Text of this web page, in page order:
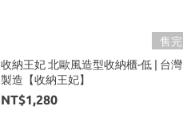
售完
收納王妃 北歐風造型收納櫃-低 | 台灣
製造【收納王妃】
NT$1,280